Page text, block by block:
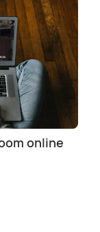
online